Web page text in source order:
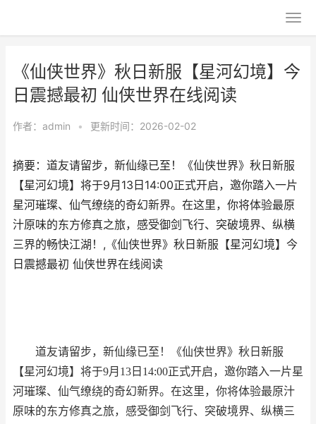
《仙侠世界》秋日新服【星河幻境】今
日震撼最初 仙侠世界在线阅读
作者： admin • 更新时间：2026-02-02
摘要：​道友请留步，新仙缘已至！《仙侠世界》秋日新服
【星河幻境】将于9月13日14:00正式开启，邀你踏入一片
星河璀璨、仙气缭绕的奇幻新界。在这里，你将体验最原
汁原味的东方修真之旅，感受御剑飞行、突破境界、纵横
三界的畅快江湖！,《仙侠世界》秋日新服【星河幻境】今
日震撼最初 仙侠世界在线阅读
道友请留步，新仙缘已至！《仙侠世界》秋日新服
【星河幻境】将于9月13日14:00正式开启，邀你踏入一片星
河璀璨、仙气缭绕的奇幻新界。在这里，你将体验最原汁
原味的东方修真之旅，感受御剑飞行、突破境界、纵横三